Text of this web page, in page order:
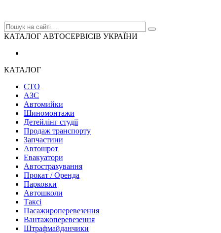
КАТАЛОГ АВТОСЕРВІСІВ УКРАЇНИ
КАТАЛОГ
СТО
АЗС
Автомийки
Шиномонтажи
Детейлінг студії
Продаж транспорту
Запчастини
Автошрот
Евакуатори
Автострахування
Прокат / Оренда
Парковки
Автошколи
Таксі
Пасажироперевезення
Вантажоперевезення
Штрафмайданчики